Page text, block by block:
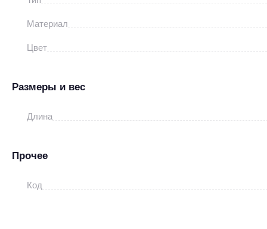
Материал
Цвет
Размеры и вес
Длина
Прочее
Код